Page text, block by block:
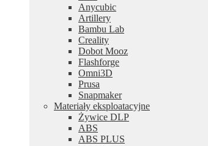
Anycubic
Artillery
Bambu Lab
Creality
Dobot Mooz
Flashforge
Omni3D
Prusa
Snapmaker
Materiały eksploatacyjne
Żywice DLP
ABS
ABS PLUS